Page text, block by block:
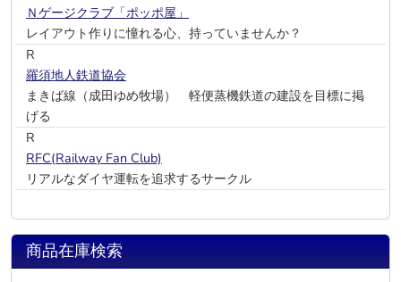
Ｎゲージクラブ「ポッポ屋」
レイアウト作りに憧れる心、持っていませんか？
R
羅須地人鉄道協会
まきば線（成田ゆめ牧場） 軽便蒸機鉄道の建設を目標に掲
げる
R
RFC(Railway Fan Club)
リアルなダイヤ運転を追求するサークル
商品在庫検索